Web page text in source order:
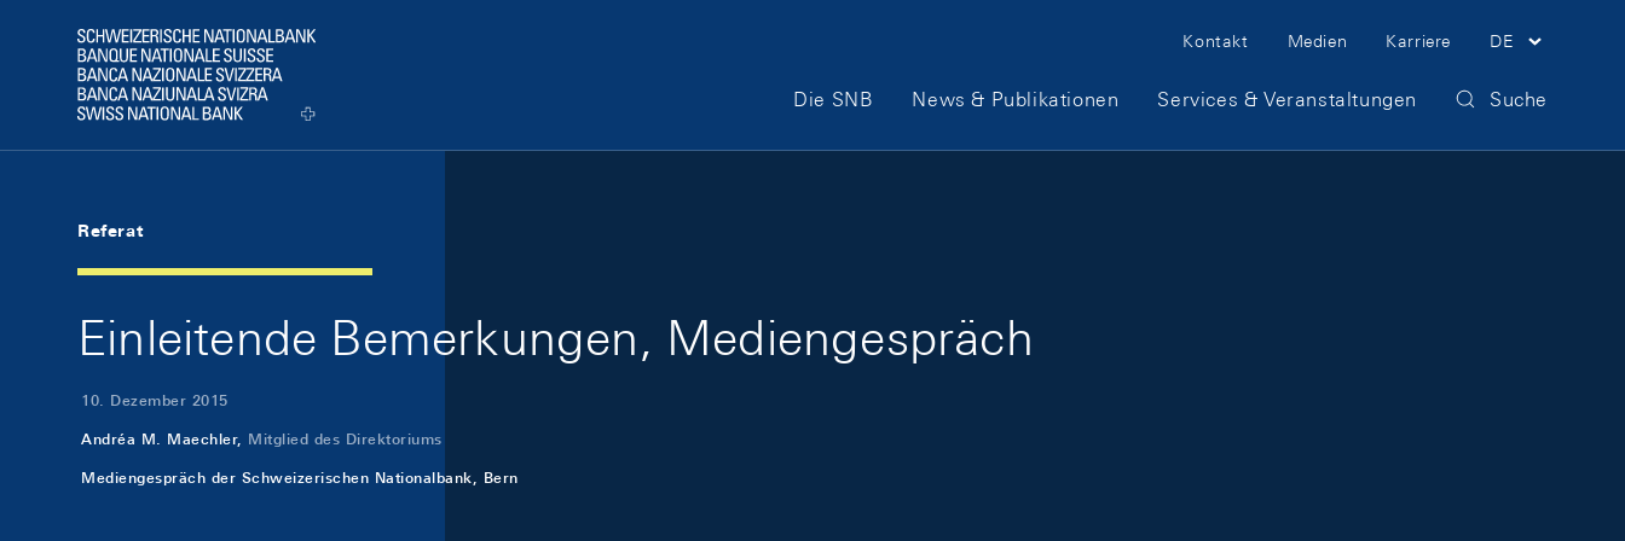
Logo
Meta Navigation
Kontakt Medien Karriere DE
Hauptnavigation
Die SNB News & Publikationen Services & Veranstaltungen Suche
Referat
Einleitende Bemerkungen, Mediengespräch
10. Dezember 2015
Andréa M. Maechler, Mitglied des Direktoriums
Mediengespräch der Schweizerischen Nationalbank, Bern